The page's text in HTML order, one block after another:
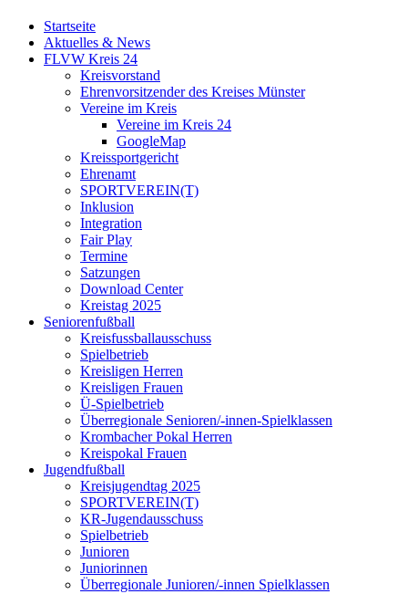
Startseite
Aktuelles & News
FLVW Kreis 24
Kreisvorstand
Ehrenvorsitzender des Kreises Münster
Vereine im Kreis
Vereine im Kreis 24
GoogleMap
Kreissportgericht
Ehrenamt
SPORTVEREIN(T)
Inklusion
Integration
Fair Play
Termine
Satzungen
Download Center
Kreistag 2025
Seniorenfußball
Kreisfussballausschuss
Spielbetrieb
Kreisligen Herren
Kreisligen Frauen
Ü-Spielbetrieb
Überregionale Senioren/-innen-Spielklassen
Krombacher Pokal Herren
Kreispokal Frauen
Jugendfußball
Kreisjugendtag 2025
SPORTVEREIN(T)
KR-Jugendausschuss
Spielbetrieb
Junioren
Juniorinnen
Überregionale Junioren/-innen Spielklassen